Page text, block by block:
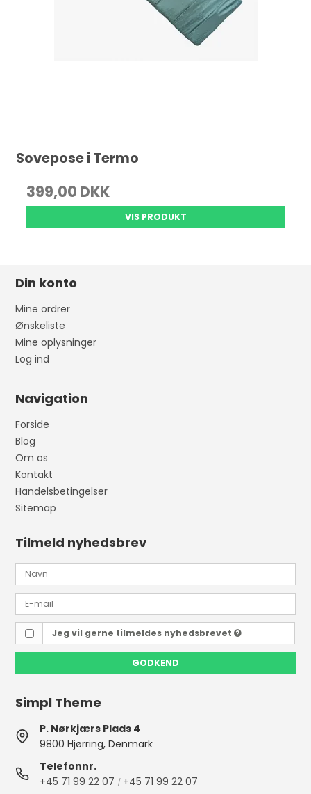
Sovepose i Termo
399,00 DKK
VIS PRODUKT
Din konto
Mine ordrer
Ønskeliste
Mine oplysninger
Log ind
Navigation
Forside
Blog
Om os
Kontakt
Handelsbetingelser
Sitemap
Tilmeld nyhedsbrev
Jeg vil gerne tilmeldes nyhedsbrevet
GODKEND
Simpl Theme
P. Nørkjærs Plads 4
9800 Hjørring, Denmark
Telefonnr.
+45 71 99 22 07 / +45 71 99 22 07